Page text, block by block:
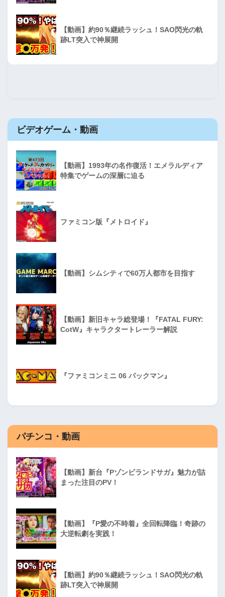
【動画】約90％継続ラッシュ！SAO閃光の軌
跡LT突入で神展開
ビデオゲーム・動画
【動画】1993年の名作復活！エメラルディア
特集でゲームの深層に迫る
ファミコン版『メトロイド』
【動画】シムシティで60万人都市を目指す
【動画】新旧キャラ総登場！『FATAL FURY:
CotW』キャラクタートレーラー解説
『ファミコンミニ 06 パックマン』
パチンコ・動画
【動画】新台『Pゾンビランドサガ』魅力が詰
まった注目のPV！
【動画】『P愛の不時着』全回転降臨！奇跡の
大逆転劇を実践！
【動画】約90％継続ラッシュ！SAO閃光の軌
跡LT突入で神展開